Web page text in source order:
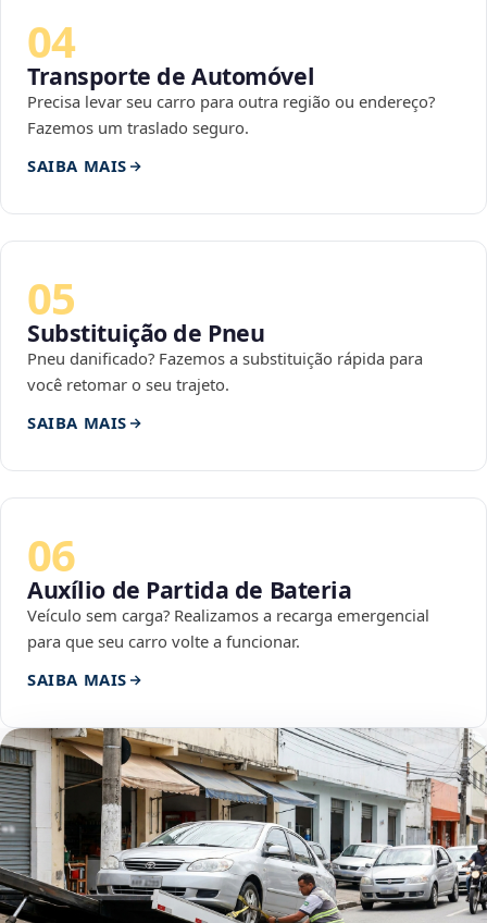
04
Transporte de Automóvel
Precisa levar seu carro para outra região ou endereço?
Fazemos um traslado seguro.
SAIBA MAIS
05
Substituição de Pneu
Pneu danificado? Fazemos a substituição rápida para
você retomar o seu trajeto.
SAIBA MAIS
06
Auxílio de Partida de Bateria
Veículo sem carga? Realizamos a recarga emergencial
para que seu carro volte a funcionar.
SAIBA MAIS